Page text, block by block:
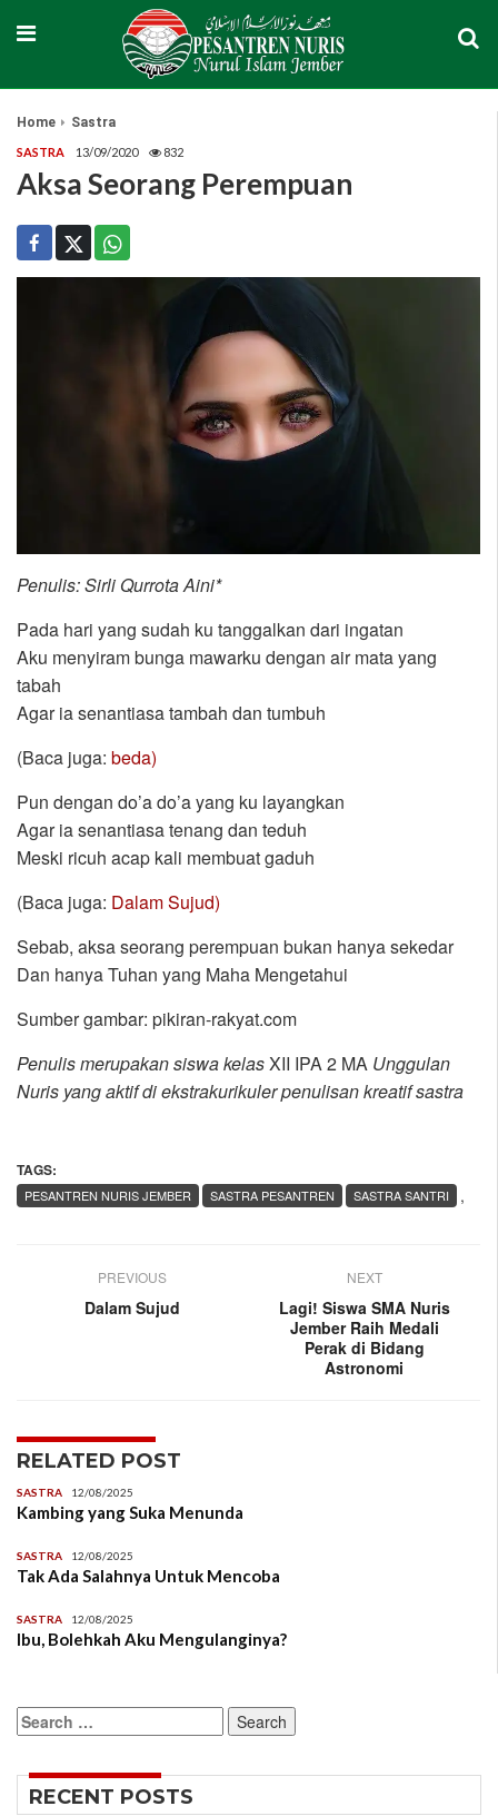
Home Sastra
SASTRA 13/09/2020 832
Aksa Seorang Perempuan
Penulis: Sirli Qurrota Aini*
Pada hari yang sudah ku tanggalkan dari ingatan
Aku menyiram bunga mawarku dengan air mata yang
tabah
Agar ia senantiasa tambah dan tumbuh
(Baca juga: beda)
Pun dengan do’a do’a yang ku layangkan
Agar ia senantiasa tenang dan teduh
Meski ricuh acap kali membuat gaduh
(Baca juga: Dalam Sujud)
Sebab, aksa seorang perempuan bukan hanya sekedar
Dan hanya Tuhan yang Maha Mengetahui
Sumber gambar: pikiran-rakyat.com
Penulis merupakan siswa kelasXII IPA 2 MA Unggulan
Nuris yang aktif di ekstrakurikuler penulisan kreatif sastra
TAGS:
,
PESANTREN NURIS JEMBER SASTRA PESANTREN SASTRA SANTRI
PREVIOUS
Dalam Sujud
NEXT
Lagi! Siswa SMA Nuris
Jember Raih Medali
Perak di Bidang
Astronomi
RELATED POST
SASTRA 12/08/2025
Kambing yang Suka Menunda
SASTRA 12/08/2025
Tak Ada Salahnya Untuk Mencoba
SASTRA 12/08/2025
Ibu, Bolehkah Aku Mengulanginya?
Search
for:
RECENT POSTS